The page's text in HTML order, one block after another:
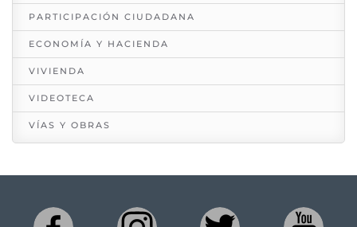
PARTICIPACIÓN CIUDADANA
ECONOMÍA Y HACIENDA
VIVIENDA
VIDEOTECA
VÍAS Y OBRAS